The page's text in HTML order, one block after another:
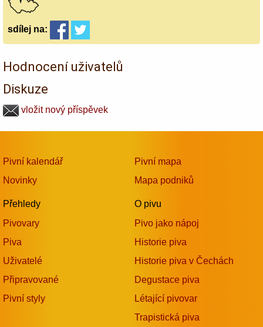
sdílej na:
Hodnocení uživatelů
Diskuze
vložit nový příspěvek
Pivní kalendář
Novinky
Přehledy
Pivovary
Piva
Uživatelé
Připravované
Pivní styly
Pivní mapa
Mapa podniků
O pivu
Pivo jako nápoj
Historie piva
Historie piva v Čechách
Degustace piva
Létající pivovar
Trapistická piva